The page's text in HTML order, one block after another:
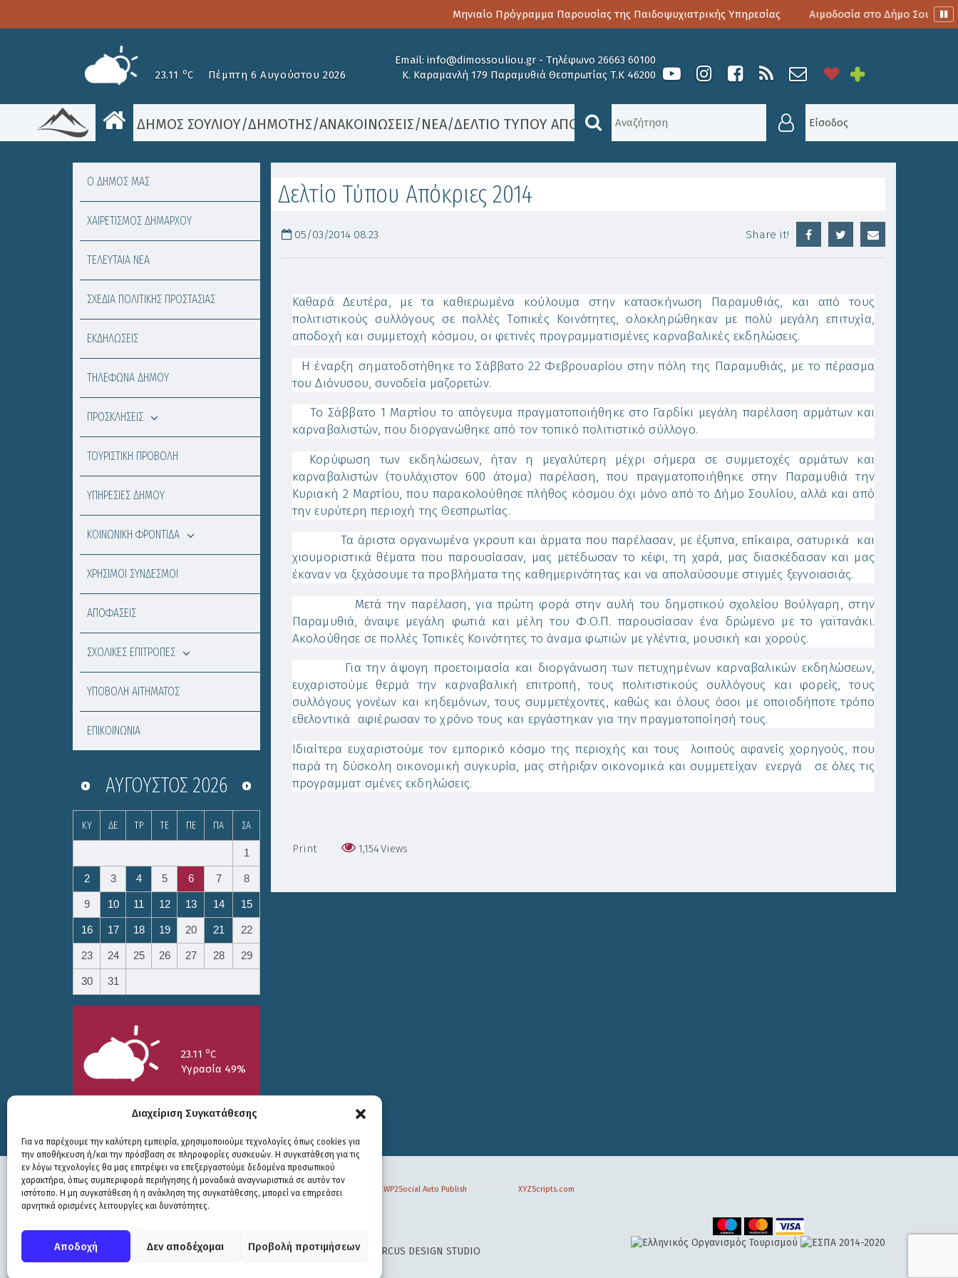
Διαχείριση Συγκατάθεσης
Για να παρέχουμε την καλύτερη εμπειρία, χρησιμοποιούμε τεχνολογίες όπως cookies για
την αποθήκευση ή/και την πρόσβαση σε πληροφορίες συσκευών. Η συγκατάθεση για τις
εν λόγω τεχνολογίες θα μας επιτρέψει να επεξεργαστούμε δεδομένα προσωπικού
χαρακτήρα, όπως συμπεριφορά περιήγησης ή μοναδικά αναγνωριστικά σε αυτόν τον
ιστότοπο. Η μη συγκατάθεση ή η ανάκληση της συγκατάθεσης, μπορεί να επηρεάσει
αρνητικά ορισμένες λειτουργίες και δυνατότητες.
Αποδοχή Δεν αποδέχομαι Προβολή προτιμήσεων
Μηνιαίο Πρόγραμμα Παρουσίας της Παιδοψυχιατρικής Υπηρεσίας Αιμοδοσία στο Δήμο Σουλίου
23.11 oC Πέμπτη 6 Αυγούστου 2026
Email: info@dimossouliou.gr - Τηλέφωνο 26663 60100
Κ. Καραμανλή 179 Παραμυθιά Θεσπρωτίας Τ.Κ 46200
ΔΗΜΟΣ ΣΟΥΛΙΟΥ/ΔΗΜΟΤΗΣ/ΑΝΑΚΟΙΝΏΣΕΙΣ/ΝΈΑ/ΔΕΛΤΊΟ ΤΎΠΟΥ ΑΠΌΚΡΙΕΣ 2014 Είσοδος
Δελτίο Τύπου Απόκριες 2014
05/03/2014 08:23 Share it!
Καθαρά Δευτέρα, με τα καθιερωμένα κούλουμα στην κατασκήνωση Παραμυθιάς, και από τους
πολιτιστικούς συλλόγους σε πολλές Τοπικές Κοινότητες, ολοκληρώθηκαν με πολύ μεγάλη επιτυχία,
αποδοχή και συμμετοχή κόσμου, οι φετινές προγραμματισμένες καρναβαλικές εκδηλώσεις.
Η έναρξη σηματοδοτήθηκε το Σάββατο 22 Φεβρουαρίου στην πόλη της Παραμυθιάς, με το πέρασμα
του Διόνυσου, συνοδεία μαζορετών.
Το Σάββατο 1 Μαρτίου το απόγευμα πραγματοποιήθηκε στο Γαρδίκι μεγάλη παρέλαση αρμάτων και
καρναβαλιστών, που διοργανώθηκε από τον τοπικό πολιτιστικό σύλλογο.
Κορύφωση των εκδηλώσεων, ήταν η μεγαλύτερη μέχρι σήμερα σε συμμετοχές αρμάτων και
καρναβαλιστών (τουλάχιστον 600 άτομα) παρέλαση, που πραγματοποιήθηκε στην Παραμυθιά την
Κυριακή 2 Μαρτίου, που παρακολούθησε πλήθος κόσμου όχι μόνο από το Δήμο Σουλίου, αλλά και από
την ευρύτερη περιοχή της Θεσπρωτίας.
Τα άριστα οργανωμένα γκρουπ και άρματα που παρέλασαν, με έξυπνα, επίκαιρα, σατυρικά και
χιουμοριστικά θέματα που παρουσίασαν, μας μετέδωσαν το κέφι, τη χαρά, μας διασκέδασαν και μας
έκαναν να ξεχάσουμε τα προβλήματα της καθημερινότητας και να απολαύσουμε στιγμές ξεγνοιασιάς.
Μετά την παρέλαση, για πρώτη φορά στην αυλή του δημοτικού σχολείου Βούλγαρη, στην
Παραμυθιά, άναψε μεγάλη φωτιά και μέλη του Φ.Ο.Π. παρουσίασαν ένα δρώμενο με το γαϊτανάκι.
Ακολούθησε σε πολλές Τοπικές Κοινότητες το άναμα φωτιών με γλέντια, μουσική και χορούς.
Για την άψογη προετοιμασία και διοργάνωση των πετυχημένων καρναβαλικών εκδηλώσεων,
ευχαριστούμε θερμά την καρναβαλική επιτροπή, τους πολιτιστικούς συλλόγους και φορείς, τους
συλλόγους γονέων και κηδεμόνων, τους συμμετέχοντες, καθώς και όλους όσοι με οποιοδήποτε τρόπο
εθελοντικά αφιέρωσαν το χρόνο τους και εργάστηκαν για την πραγματοποίησή τους.
Ιδιαίτερα ευχαριστούμε τον εμπορικό κόσμο της περιοχής και τους λοιπούς αφανείς χορηγούς, που
παρά τη δύσκολη οικονομική συγκυρία, μας στήριξαν οικονομικά και συμμετείχαν ενεργά σε όλες τις
προγραμματισμένες εκδηλώσεις.
Print 1,154Views
Ο ΔΗΜΟΣ ΜΑΣ
ΧΑΙΡΕΤΙΣΜΟΣ ΔΗΜΑΡΧΟΥ
ΤΕΛΕΥΤΑΙΑ ΝΕΑ
ΣΧΕΔΙΑ ΠΟΛΙΤΙΚΗΣ ΠΡΟΣΤΑΣΙΑΣ
ΕΚΔΗΛΩΣΕΙΣ
ΤΗΛΕΦΩΝΑ ΔΗΜΟΥ
ΠΡΟΣΚΛΗΣΕΙΣ
ΤΟΥΡΙΣΤΙΚΗ ΠΡΟΒΟΛΗ
ΥΠΗΡΕΣΙΕΣ ΔΗΜΟΥ
ΚΟΙΝΩΝΙΚΗ ΦΡΟΝΤΙΔΑ
ΧΡΗΣΙΜΟΙ ΣΥΝΔΕΣΜΟΙ
ΑΠΟΦΑΣΕΙΣ
ΣΧΟΛΙΚΕΣ ΕΠΙΤΡΟΠΕΣ
ΥΠΟΒΟΛΗ ΑΙΤΗΜΑΤΟΣ
ΕΠΙΚΟΙΝΩΝΙΑ
ΑΎΓΟΥΣΤΟΣ 2026
ΚΥ ΔΕ ΤΡ ΤΕ ΠΕ ΠΑ ΣΑ
1
2 3 4 5 6 7 8
9 10 11 12 13 14 15
16 17 18 19 20 21 22
23 24 25 26 27 28 29
30 31
23.11 oC
Υγρασία 49%
25/7
15.73oC
26/7
17.99oC
27/7
20.94oC
© COPYRIGHT ΔΗΜΟΣ ΣΟΥΛΙΟΥ 2026
WEB DEVELOPMENT BYΕΓΚΡΙΤΟΣ GROUP| GRAPHICS DESIGN BY CIRCUS DESIGN STUDIO
WP2Social Auto Publish XYZScripts.com